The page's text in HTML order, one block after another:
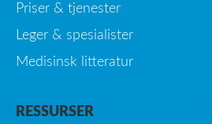
Priser & tjenester
Leger & spesialister
Medisinsk litteratur
RESSURSER